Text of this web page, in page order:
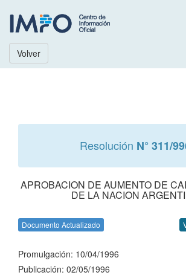
Volver
Resolución N° 311/
APROBACION DE AUMENTO DE
DE LA NACION
Documento Actualizado
Promulgación: 10/04/1996
Publicación: 02/05/1996